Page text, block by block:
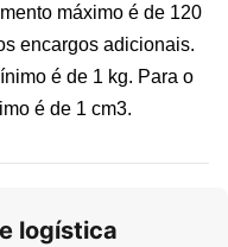
máximo é de 120
encargos adicionais.
é de 1 kg. Para o
é de 1 cm3.
logística